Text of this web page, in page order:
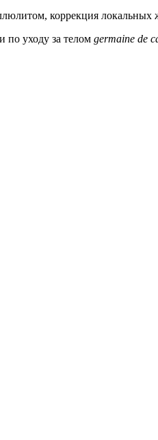
коррекция
по уходу за телом germaine de